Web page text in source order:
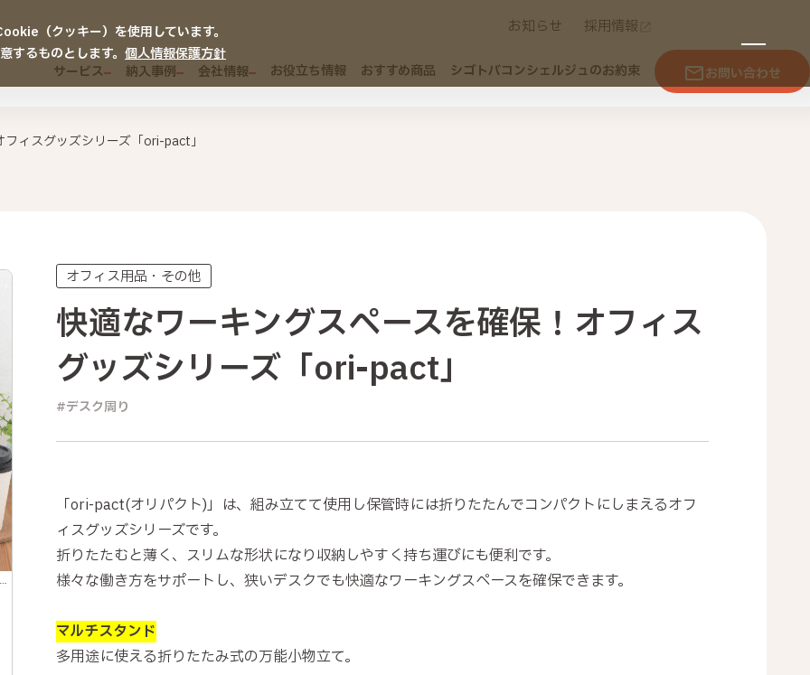
お知らせ 採用情報
サービス 納入事例 会社情報 お役立ち情報 おすすめ商品 シゴトバコンシェルジュのお約束 お問い合わせ
（クッキー）を使用しています。
るものとします。 個人情報保護方針
ィスグッズシリーズ「ori-pact」
オフィス用品・その他
快適なワーキングスペースを確保！オフィス
グッズシリーズ「ori-pact」
デスク周り
「ori-pact(オリパクト)」は、組み立てて使用し保管時には折りたたんでコンパクトにしまえるオフ
ィスグッズシリーズです。
折りたたむと薄く、スリムな形状になり収納しやすく持ち運びにも便利です。
様々な働き方をサポートし、狭いデスクでも快適なワーキングスペースを確保できます。
マルチスタンド
多用途に使える折りたたみ式の万能小物立て。